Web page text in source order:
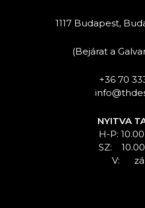
1117 Budapest,
(Bejárat a
+36 70
NYITVA
H-P:
SZ:
V: